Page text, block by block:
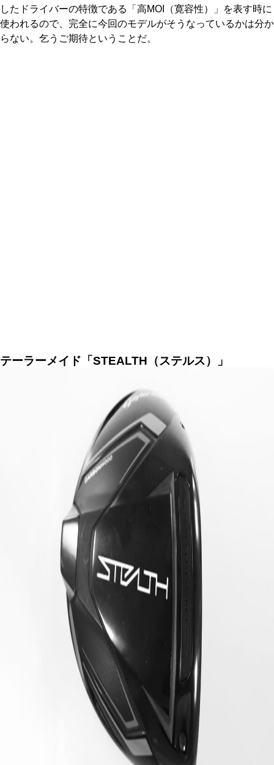
したドライバーの特徴である「高MOI（寛容性）」を表す時に
使われるので、完全に今回のモデルがそうなっているかは分か
らない。乞うご期待ということだ。
テーラーメイド「STEALTH（ステルス）」